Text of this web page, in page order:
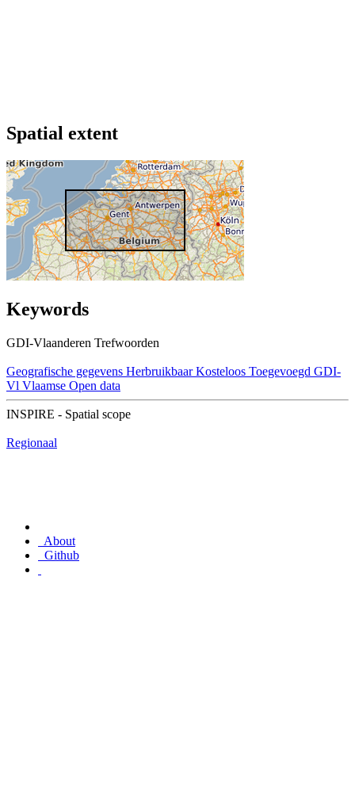
Spatial extent
Keywords
GDI-Vlaanderen Trefwoorden
Geografische gegevens Herbruikbaar Kosteloos Toegevoegd GDI-
Vl Vlaamse Open data
INSPIRE - Spatial scope
Regionaal
About
Github